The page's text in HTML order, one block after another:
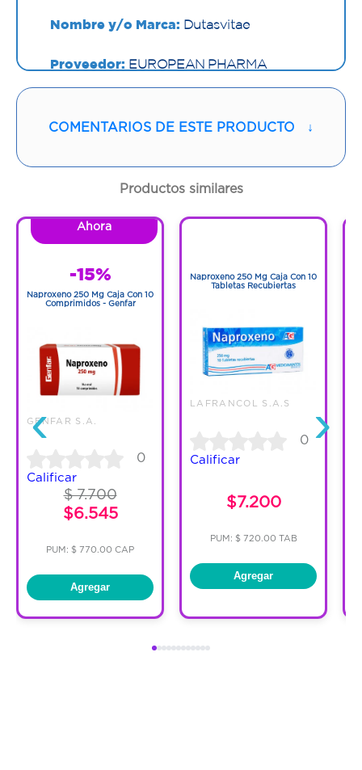
Nombre y/o Marca: Dutasvitae
Proveedor: EUROPEAN PHARMA
SOLUTIONS
Vía de administración:ORAL
Contenido:1 Und
Código:1282975
COMENTARIOS DE ESTE PRODUCTO ↓
Productos similares
‹
Ahora
-15%
Naproxeno 250 Mg Caja Con 10
Comprimidos - Genfar
GENFAR S.A.
0
Calificar
$ 7.700
$6.545
PUM: $ 770.00 CAP
Agregar
Naproxeno 250 Mg Caja Con 10
Tabletas Recubiertas
LAFRANCOL S.A.S
0
Calificar
$7.200
PUM: $ 720.00 TAB
Agregar
›